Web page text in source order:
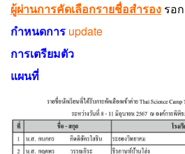
ผู้ผ่านการคัดเลือกรายชื่อสำรอง รอ
กำหนดการ update
การเตรียมตัว
แผนที่